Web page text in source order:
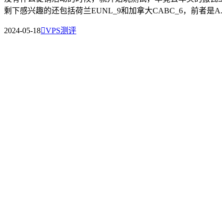
剩下感兴趣的还包括荷兰EUNL_9和加拿大CABC_6，前者是
2024-05-18VPS测评